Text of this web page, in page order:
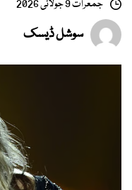
جمعرات 9 جولائی 2026
سوشل ڈیسک